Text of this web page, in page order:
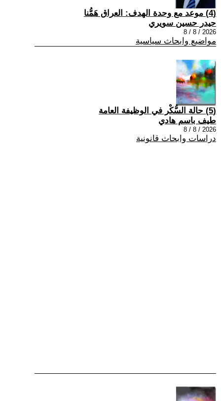
(4) موعد مع وحدة الهدف: العراق هَمُّنا
حيدر حسين سويري
2026 / 8 / 8
مواضيع وابحاث سياسية
(5) حالة السُّكْر في الوظيفة العامة
طيف باسم هادي
2026 / 8 / 8
دراسات وابحاث قانونية